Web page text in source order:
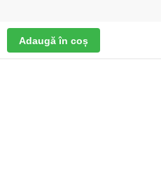
Adaugă în coș